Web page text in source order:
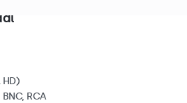
RCA